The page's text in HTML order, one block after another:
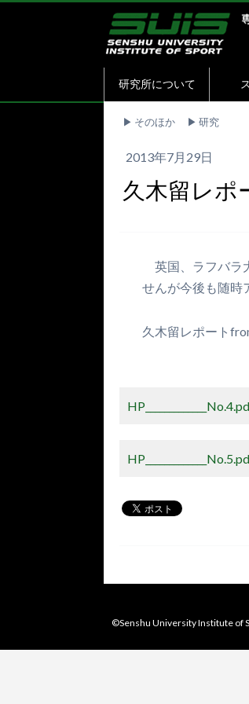
研究所について
▶︎ そのほか ▶︎ 研究
2013年7月29日
久木留レポ
英国、ラフバラ
せんが今後も随時
久木留レポート
©Senshu University Institute of